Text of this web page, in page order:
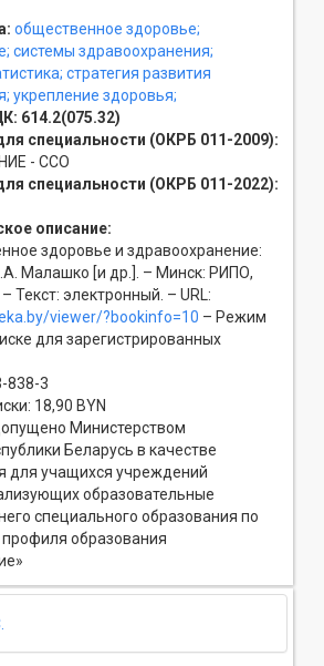
общественное здоровье;
системы здравоохранения;
стратегия развития
укрепление здоровья;
614.2(075.32)
специальности (ОКРБ 011-2009):
- ССO
специальности (ОКРБ 011-2022):
описание:
здоровье и здравоохранение:
Малашко [и др.]. – Минск: РИПО,
Текст: электронный. – URL:
viewer/?bookinfo=10 – Режим
для зарегистрированных
838-3
18,90 BYN
Министерством
Беларусь в качестве
для учащихся учреждений
образовательные
специального образования по
образования